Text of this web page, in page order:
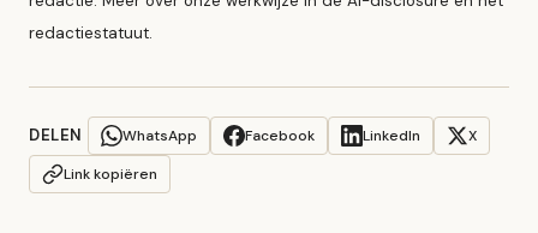
redactiestatuut.
DELEN WhatsApp Facebook LinkedIn
X
Link kopiëren